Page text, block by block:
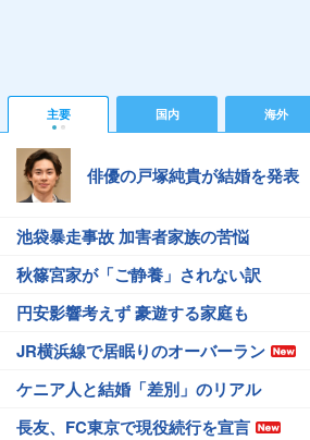
主要 国内 海外
俳優の戸塚純貴が結婚を発表
池袋暴走事故 加害者家族の苦悩
秋篠宮家が「ご静養」されない訳
円安影響考えず 豪遊する家庭も
JR横浜線で居眠りのオーバーラン
ケニア人と結婚「差別」のリアル
長友、FC東京で現役続行を宣言